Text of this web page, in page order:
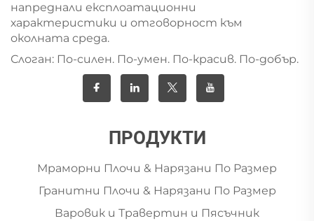
напреднали експлоатационни
характеристики и отговорност към
околната среда.
Слоган: По-силен. По-умен. По-красив. По-добър.
ПРОДУКТИ
Мраморни Плочи & Нарязани По Размер
Гранитни Плочи & Нарязани По Размер
Варовик и Травертин и Пясъчник